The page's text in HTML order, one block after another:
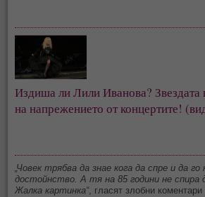
Издиша ли Лили Иванова? Звездата
на напрежението от концертите!
„Човек трябва да знае кога да спре и да го
достойнство. А тя на 85 години не спира
Жалка картинка“, гласят злобни